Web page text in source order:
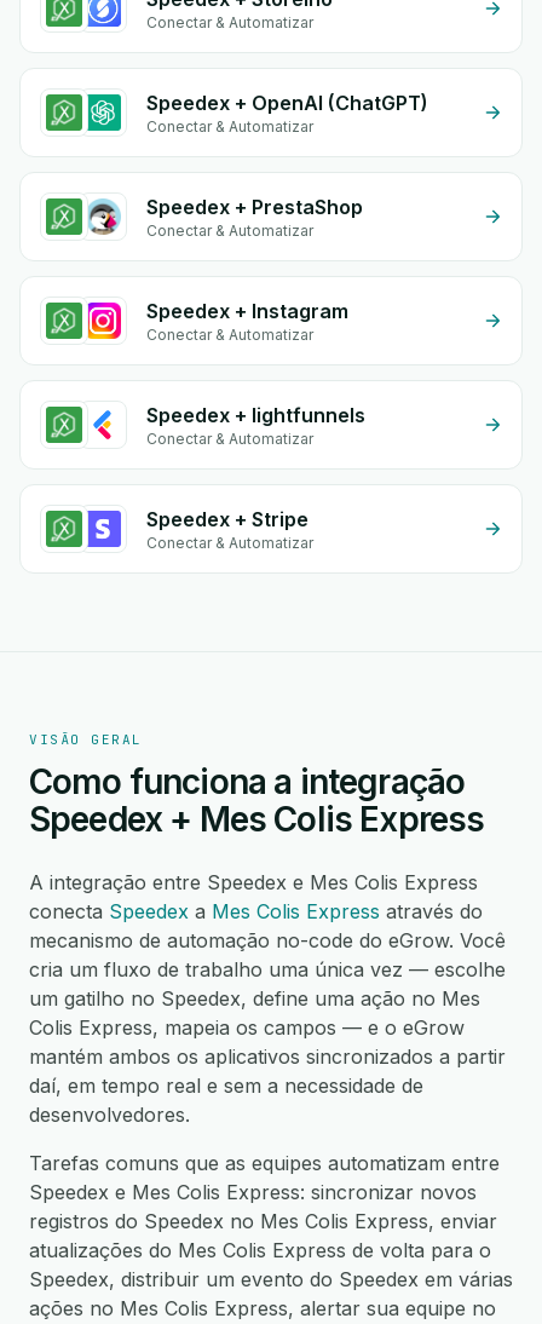
Conectar & Automatizar
Speedex + OpenAI (ChatGPT)
Conectar & Automatizar
Speedex + PrestaShop
Conectar & Automatizar
Speedex + Instagram
Conectar & Automatizar
Speedex + lightfunnels
Conectar & Automatizar
Speedex + Stripe
Conectar & Automatizar
VISÃO GERAL
Como funciona a integração
Speedex + Mes Colis Express
A integração entre Speedex e Mes Colis Express
conecta Speedex a Mes Colis Express através do
mecanismo de automação no-code do eGrow. Você
cria um fluxo de trabalho uma única vez — escolhe
um gatilho no Speedex, define uma ação no Mes
Colis Express, mapeia os campos — e o eGrow
mantém ambos os aplicativos sincronizados a partir
daí, em tempo real e sem a necessidade de
desenvolvedores.
Tarefas comuns que as equipes automatizam entre
Speedex e Mes Colis Express: sincronizar novos
registros do Speedex no Mes Colis Express, enviar
atualizações do Mes Colis Express de volta para o
Speedex, distribuir um evento do Speedex em várias
ações no Mes Colis Express, alertar sua equipe no